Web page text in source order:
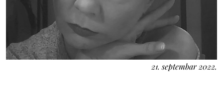
21. septembar 2022.